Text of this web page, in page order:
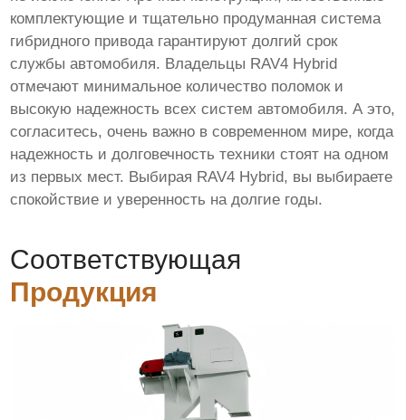
комплектующие и тщательно продуманная система
гибридного привода гарантируют долгий срок
службы автомобиля. Владельцы RAV4 Hybrid
отмечают минимальное количество поломок и
высокую надежность всех систем автомобиля. А это,
согласитесь, очень важно в современном мире, когда
надежность и долговечность техники стоят на одном
из первых мест. Выбирая RAV4 Hybrid, вы выбираете
спокойствие и уверенность на долгие годы.
Соответствующая
Продукция